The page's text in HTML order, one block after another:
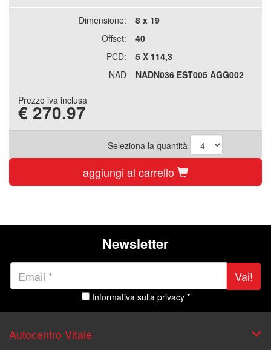
Dimensione:
8 x 19
Offset:
40
PCD:
5 X 114,3
NAD
NADN036 EST005 AGG002
Prezzo iva inclusa
€ 270.97
Seleziona la quantità
aggiungi al carrello
Newsletter
Vai!
Informativa sulla privacy *
Autocentro Vitale